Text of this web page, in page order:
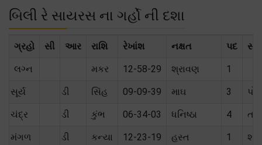
બિલી રે સાયરસ ના ગર્હો ની દશા
ગ્રહો સી આર રાશિ રેખાંશ નક્ષત પદ
લગ્ન મકર 12-58-29 શ્રાવણ 1
સૂર્ય ડી સિંહ 09-09-39 માઘ 3
ચંદ્ર ડી કુંભ 06-34-03 ધનિષ્ઠા 4
મંગળ ડી કન્યા 12-23-19 હસ્ત 1